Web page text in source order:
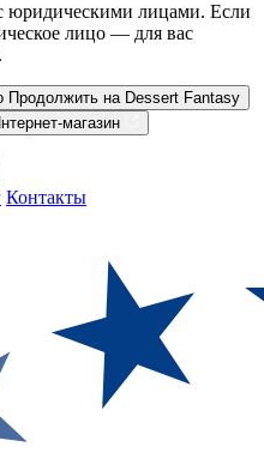
с юридическими лицами. Если
лицо — для вас
Продолжить на Dessert Fantasy
магазин
Контакты